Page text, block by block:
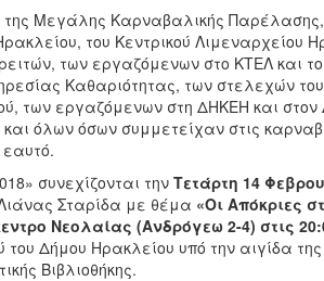
Μεγάλης Καρναβαλικής
του Κεντρικού Λιμεναρχείου
των εργαζόμενων στο ΚΤΕΛ και
Καθαριότητας, των στελεχών
των εργαζόμενων στη ΔΗΚΕΗ και
όλων όσων συμμετείχαν στις
συνεχίζονται την Τετάρτη 14
Σταρίδα με θέμα «Οι Απόκριες
Νεολαίας (Ανδρόγεω 2-4) στις
Δήμου Ηρακλείου υπό την αιγίδα της
Βιβλιοθήκης.